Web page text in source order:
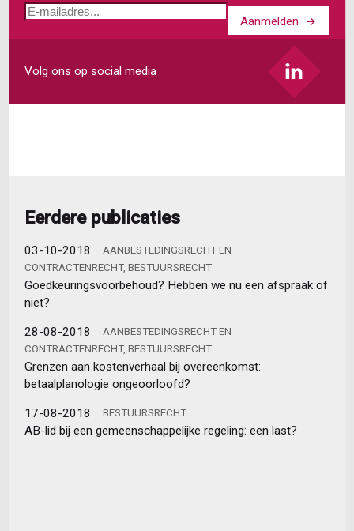
E-
Aanmelden
Volg ons op social media
Eerdere publicaties
03-10-2018
AANBESTEDINGSRECHT EN
CONTRACTENRECHT, BESTUURSRECHT
Goedkeuringsvoorbehoud? Hebben we nu een afspraak of
niet?
28-08-2018
AANBESTEDINGSRECHT EN
CONTRACTENRECHT, BESTUURSRECHT
Grenzen aan kostenverhaal bij overeenkomst:
betaalplanologie ongeoorloofd?
17-08-2018 BESTUURSRECHT
AB-lid bij een gemeenschappelijke regeling: een last?